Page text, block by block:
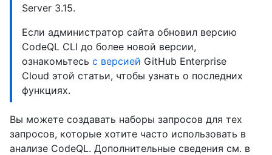
Server 3.15.
Если администратор сайта обновил версию
CodeQL CLI до более новой версии,
ознакомьтесь с версией GitHub Enterprise
Cloud этой статьи, чтобы узнать о последних
функциях.
Вы можете создавать наборы запросов для тех
запросов, которые хотите часто использовать в
анализе CodeQL. Дополнительные сведения см. в